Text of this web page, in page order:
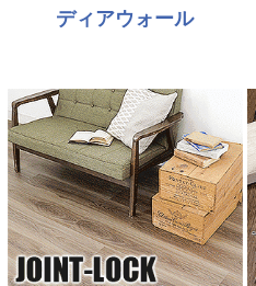
ディアウォール